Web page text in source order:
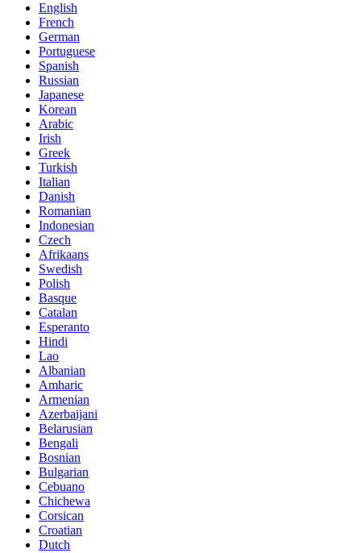
English
French
German
Portuguese
Spanish
Russian
Japanese
Korean
Arabic
Irish
Greek
Turkish
Italian
Danish
Romanian
Indonesian
Czech
Afrikaans
Swedish
Polish
Basque
Catalan
Esperanto
Hindi
Lao
Albanian
Amharic
Armenian
Azerbaijani
Belarusian
Bengali
Bosnian
Bulgarian
Cebuano
Chichewa
Corsican
Croatian
Dutch